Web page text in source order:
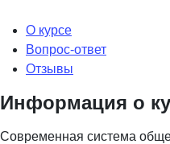
О курсе
Вопрос-ответ
Отзывы
Информация о
Современная система